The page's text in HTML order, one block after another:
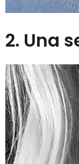
2. Una